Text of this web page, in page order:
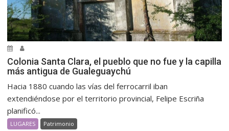
Colonia Santa Clara, el pueblo que no fue y la capilla
más antigua de Gualeguaychú
Hacia 1880 cuando las vías del ferrocarril iban
extendiéndose por el territorio provincial, Felipe Escriña
planificó...
LUGARES Patrimonio